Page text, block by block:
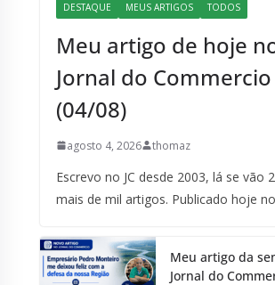
DESTAQUE MEUS ARTIGOS TODOS
Meu artigo de hoje
Jornal do Commercio
(04/08)
agosto 4, 2026 thomaz
Escrevo no JC desde 2003, lá se vão
mais de mil artigos. Publicado hoje
Meu artigo da
Jornal do